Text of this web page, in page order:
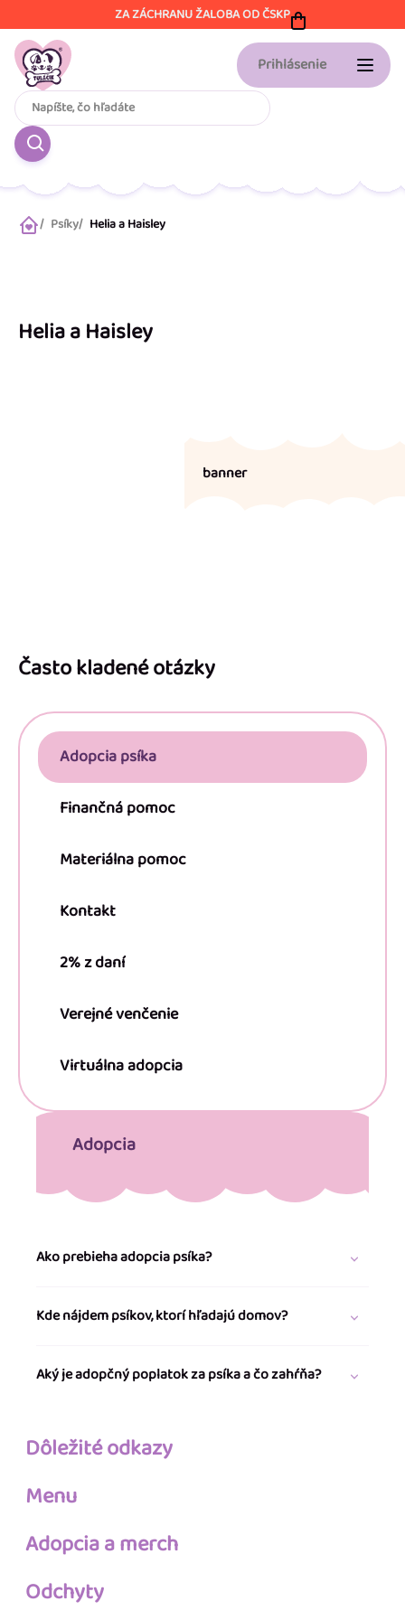
na
obsah
ZA ZÁCHRANU ŽALOBA OD ČSKP
Prihlásenie
DomovPsíky Helia a Haisley
Helia a Haisley
banner
Často kladené otázky
Adopcia psíka
Finančná pomoc
Materiálna pomoc
Kontakt
2% z daní
Verejné venčenie
Virtuálna adopcia
Adopcia
Ako prebieha adopcia psíka?
Kde nájdem psíkov, ktorí hľadajú domov?
Aký je adopčný poplatok za psíka a čo zahŕňa?
Dôležité odkazy
Menu
Adopcia a merch
Odchyty